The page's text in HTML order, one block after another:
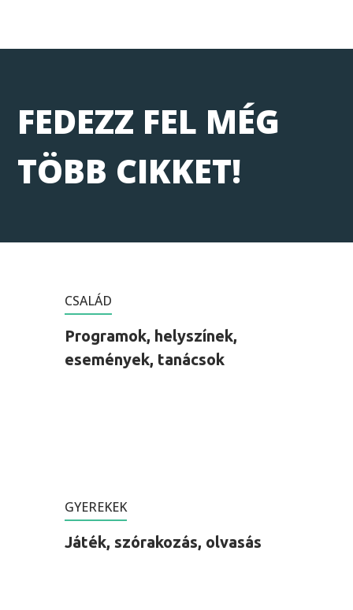
FEDEZZ FEL MÉG
TÖBB CIKKET!
CSALÁD
Programok, helyszínek,
események, tanácsok
GYEREKEK
Játék, szórakozás, olvasás